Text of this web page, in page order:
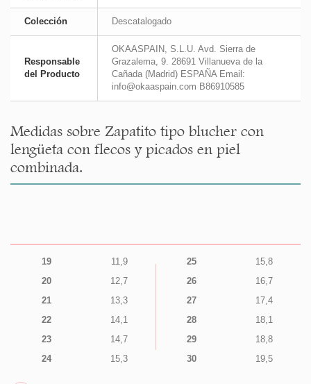
Colección Descatalogado
Responsable
del Producto
OKAASPAIN, S.L.U. Avd. Sierra de
Grazalema, 9. 28691 Villanueva de la
Cañada (Madrid) ESPAÑA Email:
info@okaaspain.com B86910585
Medidas sobre Zapatito tipo blucher con
lengüeta con flecos y picados en piel
combinada.
19
11,9
20
12,7
21
13,3
22
14,1
23
14,7
24
15,3
25
15,8
26
16,7
27
17,4
28
18,1
29
18,8
30
19,5